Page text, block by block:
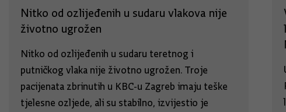
Nitko od ozlijeđenih u sudaru vlakova nije
životno ugrožen
Nitko od ozlijeđenih u sudaru teretnog i
putničkog vlaka nije životno ugrožen. Troje
pacijenata zbrinutih u KBC-u Zagreb imaju teške
tjelesne ozljede, ali su stabilno, izvijestio je